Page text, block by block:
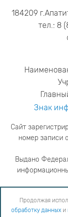
184209
тел.: 8
Знак
Сайт
номер записи
Выдано
Продолжая
обработку данных и